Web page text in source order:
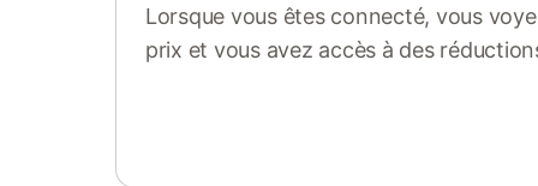
Lorsque vous êtes connecté, vous
prix et vous avez accès à des